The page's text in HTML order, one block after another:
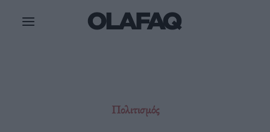
Πολιτισμός